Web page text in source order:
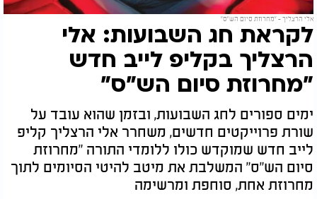
אלי הרצליך - "מחרוזת סיום הש"ס"
לקראת חג השבועות: אלי
הרצליך בקליפ לייב חדש
"מחרוזת סיום הש"ס"
ימים ספורים לחג השבועות, ובזמן שהוא עובד על
שורת פרוייקטים חדשים, משחרר אלי הרצליך קליפ
לייב חדש שמוקדש כולו ללומדי התורה "מחרוזת
סיום הש"ס" המשלבת את מיטב להיטי הסיומים לתוך
מחרוזת אחת, סוחפת ומרשימה